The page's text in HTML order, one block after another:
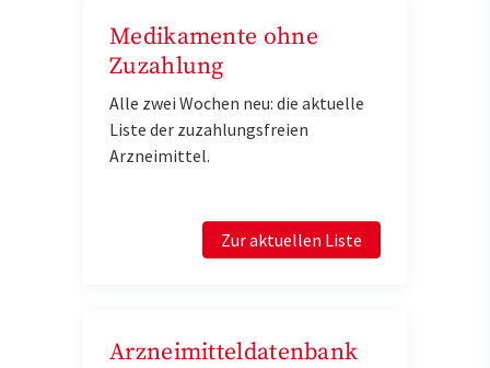
Medikamente ohne
Zuzahlung
Alle zwei Wochen neu: die aktuelle
Liste der zuzahlungsfreien
Arzneimittel.
Zur aktuellen Liste
Arzneimitteldatenbank